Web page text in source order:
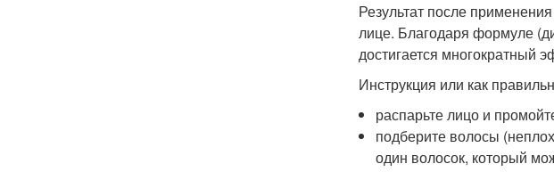
Результат после
лице. Благодаря формуле
достигается многократный
Инструкция или как
распарьте лицо и
подберите волосы
один волосок, который